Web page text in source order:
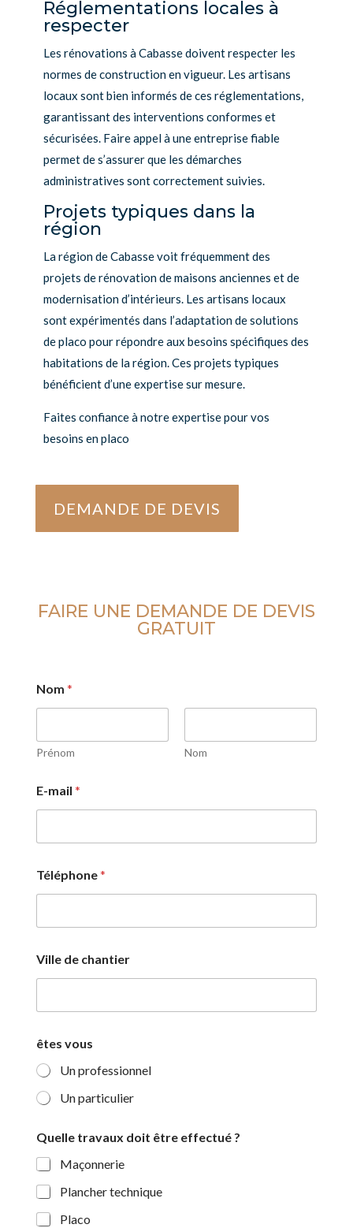
Réglementations locales à
respecter
Les rénovations à Cabasse doivent respecter les
normes de construction en vigueur. Les artisans
locaux sont bien informés de ces réglementations,
garantissant des interventions conformes et
sécurisées. Faire appel à une entreprise fiable
permet de s’assurer que les démarches
administratives sont correctement suivies.
Projets typiques dans la
région
La région de Cabasse voit fréquemment des
projets de rénovation de maisons anciennes et de
modernisation d’intérieurs. Les artisans locaux
sont expérimentés dans l’adaptation de solutions
de placo pour répondre aux besoins spécifiques des
habitations de la région. Ces projets typiques
bénéficient d’une expertise sur mesure.
Faites confiance à notre expertise pour vos
besoins en placo
DEMANDE DE DEVIS
FAIRE UNE DEMANDE DE DEVIS
GRATUIT
Nom *
Prénom Nom
E-mail *
l
e
t
e
s
o
s
Téléphone*
Ville de chantier
êtes vous
Un professionnel
Un particulier
Quelle travaux doit être effectué ?
Maçonnerie
Plancher technique
Placo